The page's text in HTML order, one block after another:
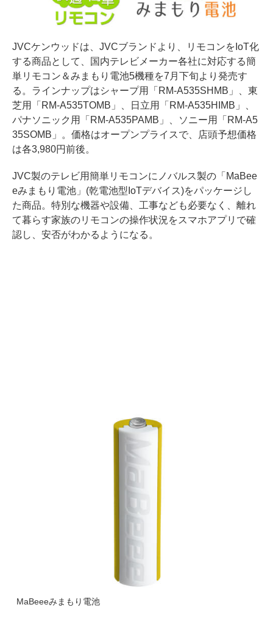
JVCケンウッドは、JVCブランドより、リモコンをIoT化
する商品として、国内テレビメーカー各社に対応する簡
単リモコン＆みまもり電池5機種を7月下旬より発売す
る。ラインナップはシャープ用「RM-A535SHMB」、東
芝用「RM-A535TOMB」、日立用「RM-A535HIMB」、
パナソニック用「RM-A535PAMB」、ソニー用「RM-A5
35SOMB」。価格はオープンプライスで、店頭予想価格
は各3,980円前後。
JVC製のテレビ用簡単リモコンにノバルス製の「MaBee
eみまもり電池」(乾電池型IoTデバイス)をパッケージし
た商品。特別な機器や設備、工事なども必要なく、離れ
て暮らす家族のリモコンの操作状況をスマホアプリで確
認し、安否がわかるようになる。
MaBeeeみまもり電池